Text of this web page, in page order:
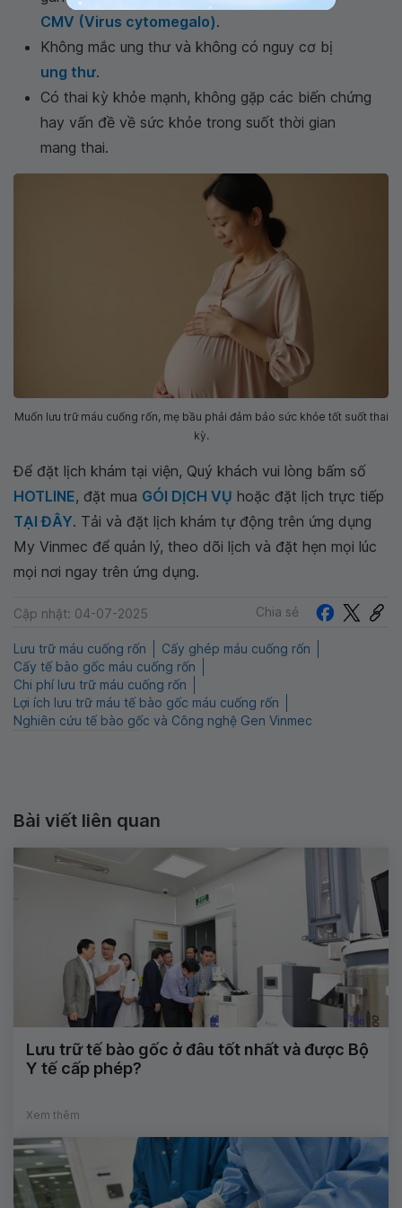
CMV (Virus cytomegalo).
Không mắc ung thư và không có nguy cơ bị
ung thư.
Có thai kỳ khỏe mạnh, không gặp các biến chứng
hay vấn đề về sức khỏe trong suốt thời gian
mang thai.
Muốn lưu trữ máu cuống rốn, mẹ bầu phải đảm bảo sức khỏe tốt suốt thai
kỳ.
Để đặt lịch khám tại viện, Quý khách vui lòng bấm số
HOTLINE, đặt mua GÓI DỊCH VỤ hoặc đặt lịch trực tiếp
TẠI ĐÂY. Tải và đặt lịch khám tự động trên ứng dụng
My Vinmec để quản lý, theo dõi lịch và đặt hẹn mọi lúc
mọi nơi ngay trên ứng dụng.
Cập nhật: 04-07-2025 Chia sẻ
Lưu trữ máu cuống rốn
Cấy ghép máu cuống rốn
Cấy tế bào gốc máu cuống rốn
Chi phí lưu trữ máu cuống rốn
Lợi ích lưu trữ máu tế bào gốc máu cuống rốn
Nghiên cứu tế bào gốc và Công nghệ Gen Vinmec
Bài viết liên quan
Lưu trữ tế bào gốc ở đâu tốt nhất và được Bộ
Y tế cấp phép?
Xem thêm